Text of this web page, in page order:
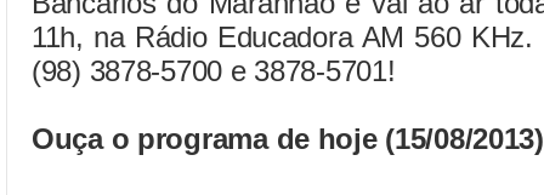
11h, na Rádio Educadora AM 560
(98) 3878-5700 e 3878-5701!
Ouça o programa de hoje (15/08/